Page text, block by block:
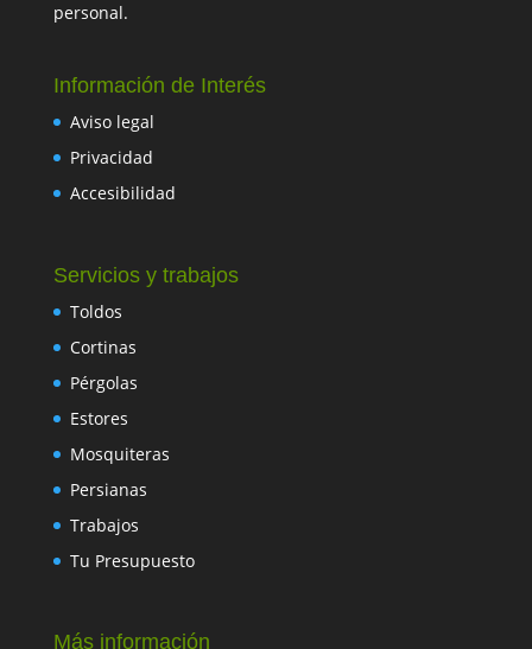
personal.
Información de Interés
Aviso legal
Privacidad
Accesibilidad
Servicios y trabajos
Toldos
Cortinas
Pérgolas
Estores
Mosquiteras
Persianas
Trabajos
Tu Presupuesto
Más información